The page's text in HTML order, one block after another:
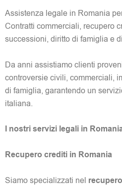
Assistenza legale in Romania
Contratti commerciali, recupero
successioni, diritto di famiglia e
Da anni assistiamo clienti
controversie civili, commerciali,
di famiglia, garantendo un
italiana.
I nostri servizi legali in
Recupero crediti in Romania
Siamo specializzati nel